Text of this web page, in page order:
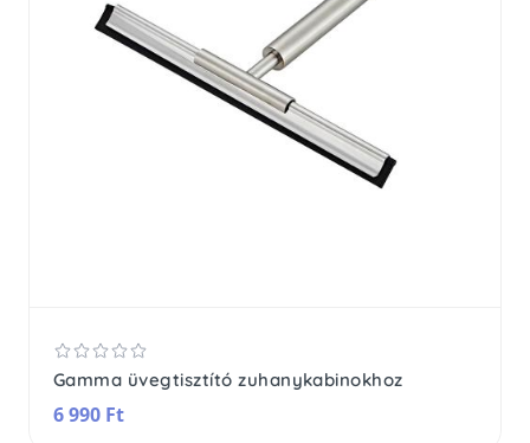
Gamma üvegtisztító zuhanykabinokhoz
6 990 Ft